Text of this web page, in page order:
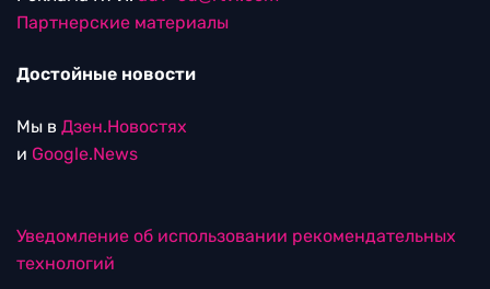
Партнерские материалы
Достойные новости
Мы в Дзен.Новостях
и Google.News
Уведомление об использовании рекомендательных
технологий